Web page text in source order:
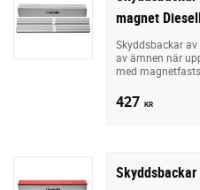
magnet
Skyddsbackar
av ämnen när
med
427 KR